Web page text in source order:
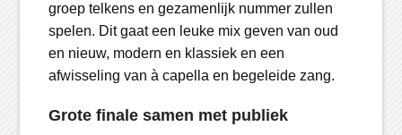
groep telkens en gezamenlijk nummer zullen
spelen. Dit gaat een leuke mix geven van oud
en nieuw, modern en klassiek en een
afwisseling van à capella en begeleide zang.
Grote finale samen met publiek